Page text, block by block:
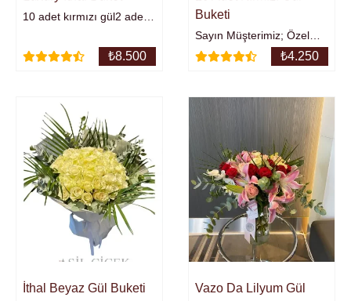
10 adet kırmızı gül2 adet
lilyumorkide kandileri ve
mevsim çiçekleri...Özel
sevdiklerinizi hemen mutlu
edin.0535 255 74 47
₺8.500
Buketi
Sayın Müşterimiz; Özel
Tasarım ürün ve
tasarımlarımızda
aksesuarlar, yan özellikler
mevsime ve stoka göre
Anlayışınız için çok
teşekkür ederiz. İyi
Alışverişler burada.
₺4.250
İthal Beyaz Gül Buketi
Vazo Da Lilyum Gül